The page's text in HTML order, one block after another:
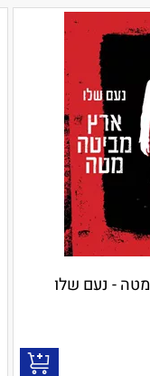
- נעם שלו